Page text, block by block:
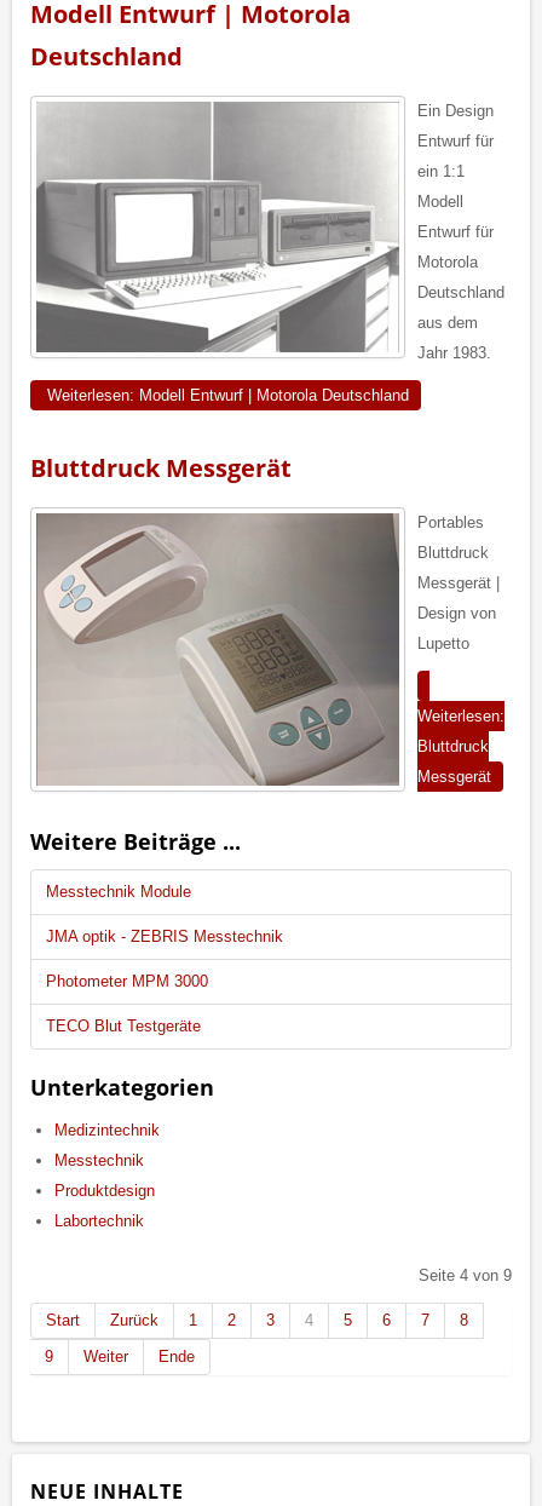
Modell Entwurf | Motorola
Deutschland
Ein Design
Entwurf für
ein 1:1
Modell
Entwurf für
Motorola
Deutschland
aus dem
Jahr 1983.
Weiterlesen: Modell Entwurf | Motorola Deutschland
Bluttdruck Messgerät
Portables
Bluttdruck
Messgerät |
Design von
Lupetto
Weiterlesen:
Bluttdruck
Messgerät
Weitere Beiträge ...
Messtechnik Module
JMA optik - ZEBRIS Messtechnik
Photometer MPM 3000
TECO Blut Testgeräte
Unterkategorien
Medizintechnik
Messtechnik
Produktdesign
Labortechnik
Seite 4 von 9
Start Zurück 1 2 3 4 5 6 7
8
9
Weiter Ende
NEUE INHALTE